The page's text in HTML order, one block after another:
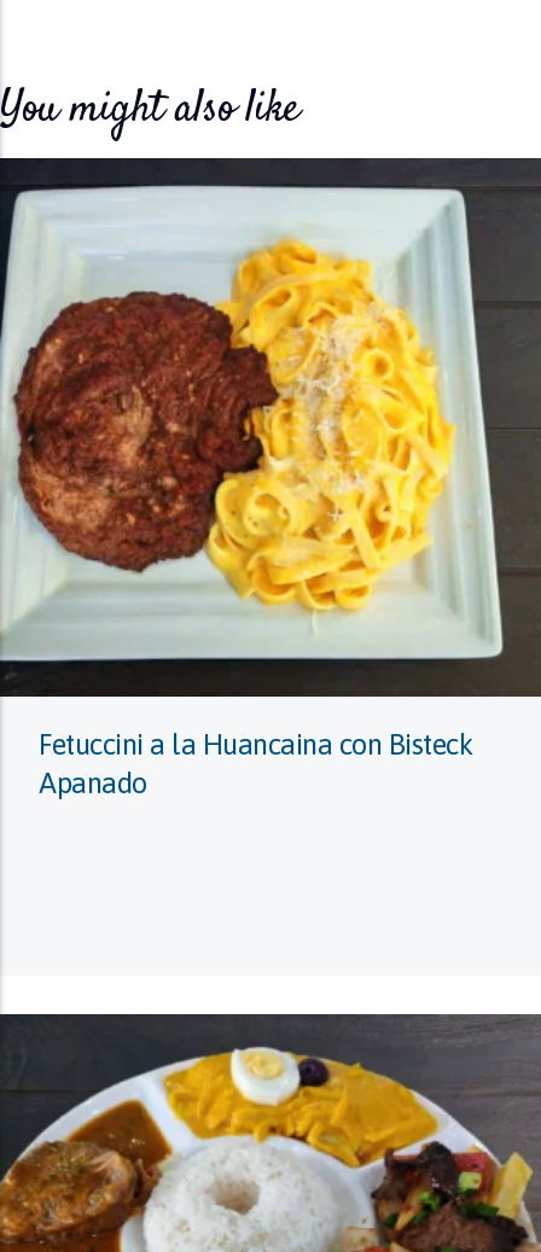
You might also like
Fetuccini a la Huancaina con Bisteck
Apanado